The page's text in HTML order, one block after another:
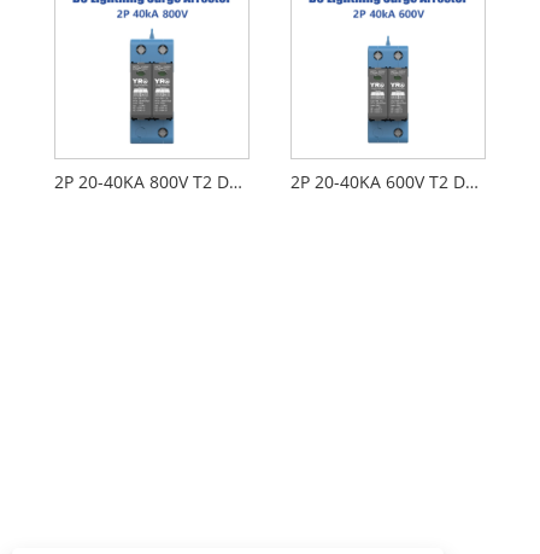
2P 20-40KA 800V T2 DC SPD 2P 20-40KA 600V T2 DC SPD